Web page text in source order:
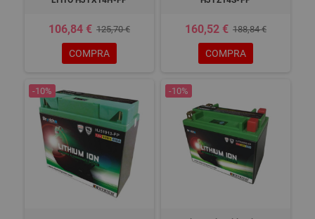
106,84 € 125,70 €
COMPRA
160,52 € 188,84 €
COMPRA
-10% -10%